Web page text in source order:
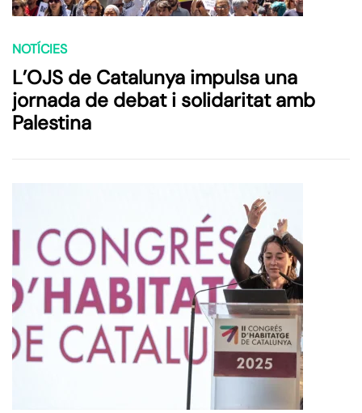
NOTÍCIES
L’OJS de Catalunya impulsa una
jornada de debat i solidaritat amb
Palestina